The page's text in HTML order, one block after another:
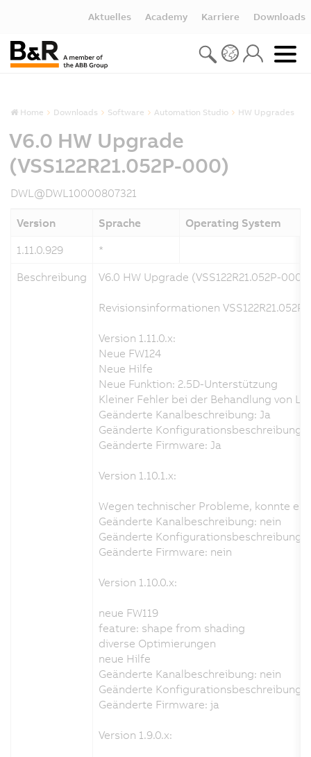
Aktuelles Academy Karriere Downloads
Home Downloads Software Automation Studio HW Upgrades
V6.0 HW Upgrade
(VSS122R21.052P-000)
DWL@DWL10000807321
Version Sprache
Operating System
1.11.0.929
*
Beschreibung
V6.0 HW Upgrade (VSS122R21.052P-000)
Revisionsinformationen
Version 1.11.0.x:
Neue FW124
Neue Hilfe
Neue Funktion: 2.5D-Unterstützung
Kleiner Fehler bei der Behandlung von
Geänderte Kanalbeschreibung: Ja
Geänderte Konfigurationsbeschreibung:
Geänderte Firmware: Ja
Version 1.10.1.x:
Wegen technischer Probleme, konnte
Geänderte Kanalbeschreibung: nein
Geänderte Konfigurationsbeschreibung:
Geänderte Firmware: nein
Version 1.10.0.x:
neue FW119
feature: shape from shading
diverse Optimierungen
neue Hilfe
Geänderte Kanalbeschreibung: nein
Geänderte Konfigurationsbeschreibung:
Geänderte Firmware: ja
Version 1.9.0.x: